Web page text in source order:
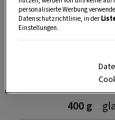
Für
400 g
personalisierte Werbung
Datenschutzrichtlinie, in der
Einstellungen.